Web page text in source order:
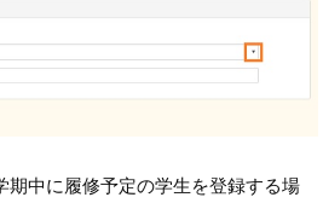
期中に履修予定の学生を登録する場